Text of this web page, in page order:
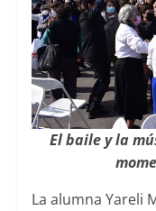
El baile y la
La alumna Yareli